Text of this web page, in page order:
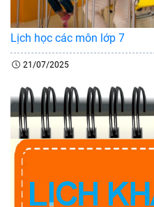
Lịch học các môn lớp 7
21/07/2025